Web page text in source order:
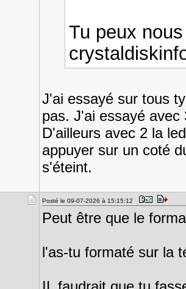
Tu peux
J'ai essayé sur tous
pas. J'ai essayé avec
D'ailleurs avec 2 la
appuyer sur un coté
s'éteint.
Posté le 09-07-2026 à 15:15:12
Peut être que le
l'as-tu formaté sur la